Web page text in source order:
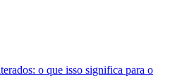
o que isso significa para o